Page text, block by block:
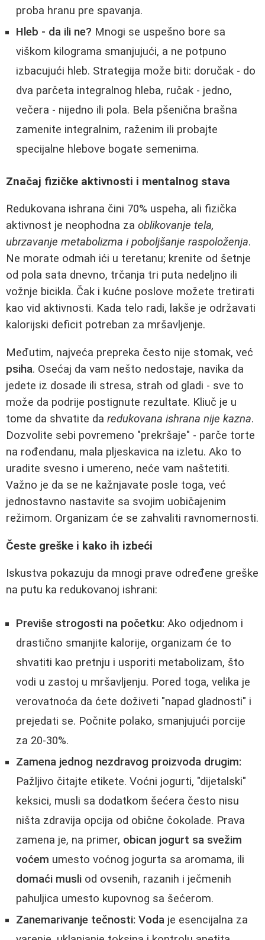
proba hranu pre spavanja.
Hleb - da ili ne? Mnogi se uspešno bore sa
viškom kilograma smanjujući, a ne potpuno
izbacujući hleb. Strategija može biti: doručak - do
dva parčeta integralnog hleba, ručak - jedno,
večera - nijedno ili pola. Bela pšenična brašna
zamenite integralnim, raženim ili probajte
specijalne hlebove bogate semenima.
Značaj fizičke aktivnosti i mentalnog stava
Redukovana ishrana čini 70% uspeha, ali fizička
aktivnost je neophodna za oblikovanje tela,
ubrzavanje metabolizma i poboljšanje raspoloženja.
Ne morate odmah ići u teretanu; krenite od šetnje
od pola sata dnevno, trčanja tri puta nedeljno ili
vožnje bicikla. Čak i kućne poslove možete tretirati
kao vid aktivnosti. Kada telo radi, lakše je održavati
kalorijski deficit potreban za mršavljenje.
Međutim, najveća prepreka često nije stomak, već
psiha. Osećaj da vam nešto nedostaje, navika da
jedete iz dosade ili stresa, strah od gladi - sve to
može da podrije postignute rezultate. Kliuč je u
tome da shvatite da redukovana ishrana nije kazna.
Dozvolite sebi povremeno "prekršaje" - parče torte
na rođendanu, mala pljeskavica na izletu. Ako to
uradite svesno i umereno, neće vam naštetiti.
Važno je da se ne kažnjavate posle toga, već
jednostavno nastavite sa svojim uobičajenim
režimom. Organizam će se zahvaliti ravnomernosti.
Česte greške i kako ih izbeći
Iskustva pokazuju da mnogi prave određene greške
na putu ka redukovanoj ishrani:
Previše strogosti na početku: Ako odjednom i
drastično smanjite kalorije, organizam će to
shvatiti kao pretnju i usporiti metabolizam, što
vodi u zastoj u mršavljenju. Pored toga, velika je
verovatnoća da ćete doživeti "napad gladnosti" i
prejedati se. Počnite polako, smanjujući porcije
za 20-30%.
Zamena jednog nezdravog proizvoda drugim:
Pažljivo čitajte etikete. Voćni jogurti, "dijetalski"
keksici, musli sa dodatkom šećera često nisu
ništa zdravija opcija od obične čokolade. Prava
zamena je, na primer, obican jogurt sa svežim
voćem umesto voćnog jogurta sa aromama, ili
domaći musli od ovsenih, razanih i ječmenih
pahuljica umesto kupovnog sa šećerom.
Zanemarivanje tečnosti: Voda je esencijalna za